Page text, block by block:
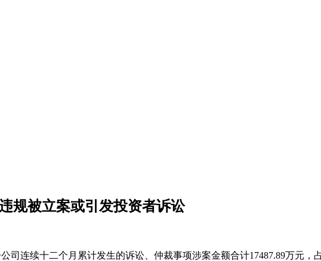
规被立案或引发投资者诉讼
司连续十二个月累计发生的诉讼、仲裁事项涉案金额合计17487.89万元，